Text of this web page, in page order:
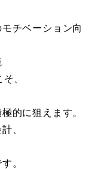
チベーション向
、
的に狙えます。
、
。